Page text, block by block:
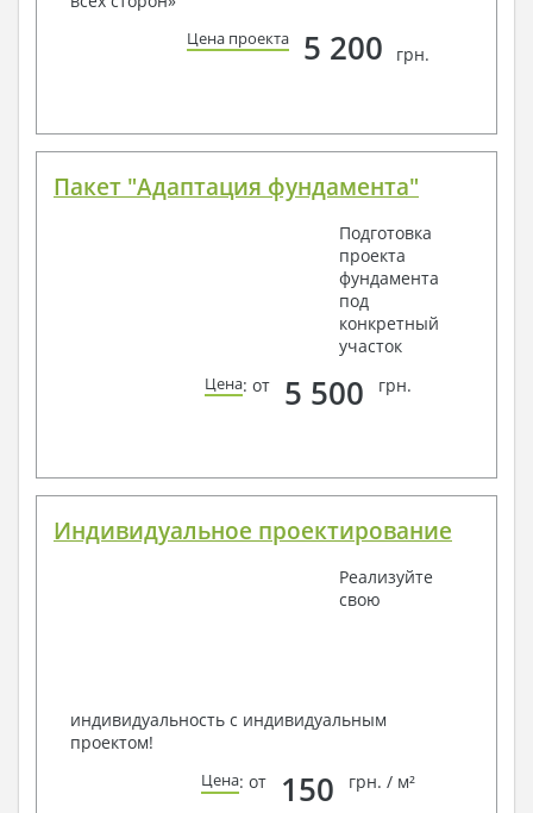
способом связи: закажите обратный звонок,
по viber, e-mail, телефон -
Цена проекта 5 200 грн.
Пакет "Адаптация фундамента"
Подготовка
проекта
фундамента
под
конкретный
участок
Цена: от 5 500 грн.
Индивидуальное проектирование
Реализуйте
свою
индивидуальность с индивидуальным
проектом!
Цена: от 150 грн. / м²